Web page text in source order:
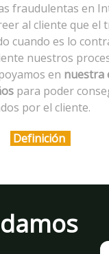
fraudulentas en
al cliente que el
cuando es lo
nuestros
en nuestra
para poder
por el cliente.
Definición